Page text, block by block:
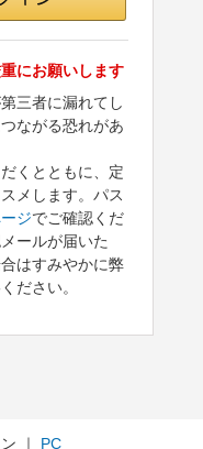
にお願いします
三者に漏れてし
ながる恐れがあ
くとともに、定
メします。パス
ジでご確認くだ
ールが届いた
はすみやかに弊
ださい。
｜ PC